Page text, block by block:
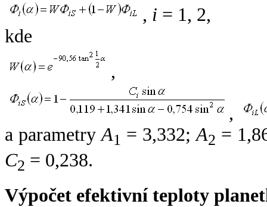
, i = 1, 2,
kde
,
,
a parametryA1 = 3,332;A2 =
C2 = 0,238.
Výpočet efektivní teploty